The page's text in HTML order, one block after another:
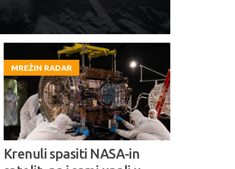
MREŽIN RADAR
Krenuli spasiti NASA-in